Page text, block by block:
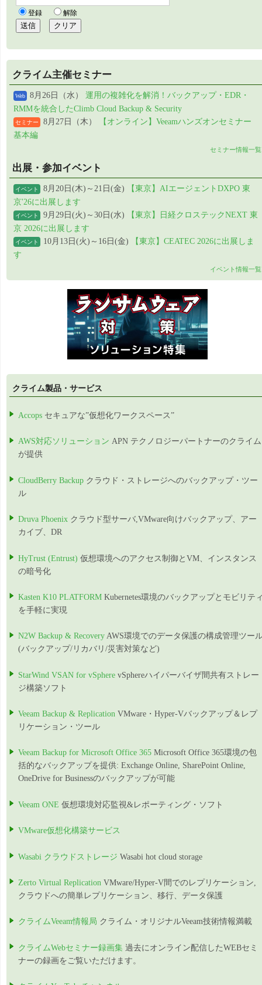
クライム主催セミナー
Web 8月26日（水） 運用の複雑化を解消！バックアップ・EDR・
RMMを統合したClimb Cloud Backup & Security
セミナー 8月27日（木）
【オンライン】Veeamハンズオンセミナー
基本編
セミナー情報一覧
出展・参加イベント
イベント 8月20日(木)～21日(金)
【東京】AIエージェントDXPO 東
京'26に出展します
イベント 9月29日(火)～30日(水)
【東京】日経クロステックNEXT 東
京 2026に出展します
イベント 10月13日(火)～16日(金)
【東京】CEATEC 2026に出展しま
す
イベント情報一覧
クライム製品・サービス
Accops セキュアな”仮想化ワークスペース”
AWS対応ソリューション APN テクノロジーパートナーのクライム
が提供
CloudBerry Backup クラウド・ストレージへのバックアップ・ツー
ル
Druva Phoenix クラウド型サーバ,VMware向けバックアップ、アー
カイブ、DR
HyTrust (Entrust) 仮想環境へのアクセス制御とVM、インスタンス
の暗号化
Kasten K10 PLATFORM Kubernetes環境のバックアップとモビリテ
を手軽に実現
N2W Backup & Recovery AWS環境でのデータ保護の構成管理ツー
(バックアップ/リカバリ/災害対策など)
StarWind VSAN for vSphere vSphereハイパーバイザ間共有ストレー
ジ構築ソフト
Veeam Backup & Replication VMware・Hyper-Vバックアップ＆レプ
リケーション・ツール
Veeam Backup for Microsoft Office 365 Microsoft Office 365環境の包
括的なバックアップを提供: Exchange Online, SharePoint Online,
OneDrive for Businessのバックアップが可能
Veeam ONE 仮想環境対応監視&レポーティング・ソフト
VMware仮想化構築サービス
Wasabi クラウドストレージ Wasabi hot cloud storage
Zerto Virtual Replication VMware/Hyper-V間でのレプリケーション,
クラウドへの簡単レプリケーション、移行、データ保護
クライムVeeam情報局 クライム・オリジナルVeeam技術情報満載
クライムWebセミナー録画集 過去にオンライン配信したWEBセミ
ナーの録画をご覧いただけます。